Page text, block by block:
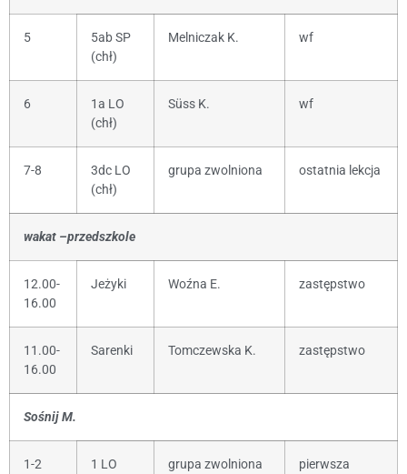
5
5ab SP
(chł)
Melniczak K. wf
6
1a LO
(chł)
Süss K. wf
7-8
3dc LO
(chł)
grupa zwolniona ostatnia lekcja
wakat –przedszkole
12.00-
16.00
Jeżyki Woźna E. zastępstwo
11.00-
16.00
Sarenki Tomczewska K. zastępstwo
Sośnij M.
1-2
1 LO
grupa zwolniona
pierwsza